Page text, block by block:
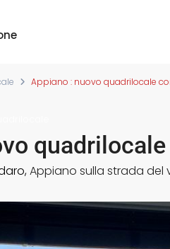
Appiano : nuovo quadrilocale
Appiano sulla strada del